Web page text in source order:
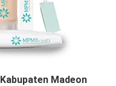
Kabupaten Madeon